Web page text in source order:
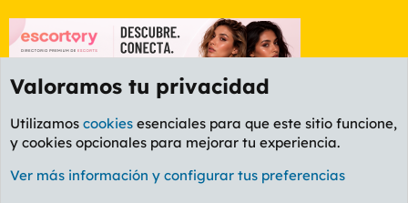
Foro General
Cookies
PL OLDSTYLE AMARILLO
Valoramos tu privacidad
Utilizamos cookies esenciales para que este sitio funcione,
y cookies opcionales para mejorar tu experiencia.
Ver más información y configurar tus preferencias